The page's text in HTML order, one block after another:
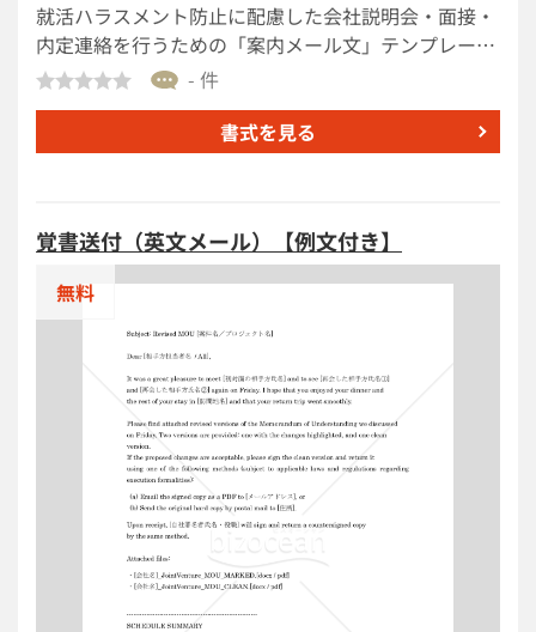
就活ハラスメント防止に配慮した会社説明会・面接・
内定連絡を行うための「案内メール文」テンプレート
です。 説明会案内、一次面接案内、内定通知の3場面
物などの基本項目に加え、公正な採用選考への配慮や
相談窓口の案内を盛り込みやすい構成です。 ■就活ハ
内、内定連絡のメール文面をまとめたテンプレートで
の基本的人権を尊重し、適性・能力に基づく基準で採
用選考を行うことを基本としています。 ■テンプレー
トの利用シーン ＜会社説明会の案内を統一したいとき
＞ 開催日時、場所、所要時間、持ち物に加え、就活ハ
ラスメント防止への取組姿勢もあわせて案内できま
す。 ＜一次面接の連絡を適切に行いたいとき＞ 面接
形式、場所、持ち物、相談窓口を整理して伝えられる
ため、応募者の不安軽減と案内漏れ防止に役立ちま
す。 ＜内定連絡と労働条件明示をあわせて進めたいと
き＞ 内定通知書や労働条件明示書、内定承諾書への導
線を整えやすく、入社前手続きを円滑に進められま
- 件
書式を見る
覚書送付（英文メール）【例文付き】
無料